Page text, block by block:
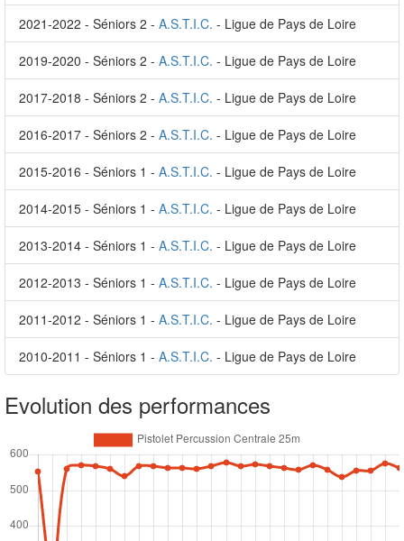
2021-2022 - Séniors 2 - A.S.T.I.C. - Ligue de Pays de Loire
2019-2020 - Séniors 2 - A.S.T.I.C. - Ligue de Pays de Loire
2017-2018 - Séniors 2 - A.S.T.I.C. - Ligue de Pays de Loire
2016-2017 - Séniors 2 - A.S.T.I.C. - Ligue de Pays de Loire
2015-2016 - Séniors 1 - A.S.T.I.C. - Ligue de Pays de Loire
2014-2015 - Séniors 1 - A.S.T.I.C. - Ligue de Pays de Loire
2013-2014 - Séniors 1 - A.S.T.I.C. - Ligue de Pays de Loire
2012-2013 - Séniors 1 - A.S.T.I.C. - Ligue de Pays de Loire
2011-2012 - Séniors 1 - A.S.T.I.C. - Ligue de Pays de Loire
2010-2011 - Séniors 1 - A.S.T.I.C. - Ligue de Pays de Loire
Evolution des performances